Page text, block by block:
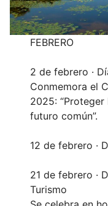
FEBRERO
2 de febrero ·
Conmemora el
2025:
futuro común”.
12 de febrero ·
21 de febrero ·
Turismo